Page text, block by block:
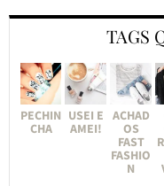
TAGS
PECHIN
CHA
USEI E
AMEI!
ACHAD
OS
FAST
FASHIO
N